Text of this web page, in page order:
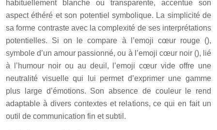
habituellement blanche ou transparente, accentue son
aspect éthéré et son potentiel symbolique. La simplicité de
sa forme contraste avec la complexité de ses interprétations
potentielles. Si on le compare à l’emoji cœur rouge (️),
symbole d’un amour passionné, ou à l’emoji cœur noir (), lié
à l’humour noir ou au deuil, l’emoji cœur vide offre une
neutralité visuelle qui lui permet d’exprimer une gamme
plus large d’émotions. Son absence de couleur le rend
adaptable à divers contextes et relations, ce qui en fait un
outil de communication fin et subtil.